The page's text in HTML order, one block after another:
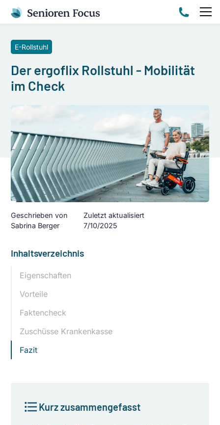
E-Rollstuhl
Der ergoflix Rollstuhl - Mobilität
im Check
Geschrieben von
Sabrina Berger
Zuletzt aktualisiert
7/10/2025
Inhaltsverzeichnis
Eigenschaften
Vorteile
Faktencheck
Zuschüsse Krankenkasse
Fazit
Kurz zusammengefasst